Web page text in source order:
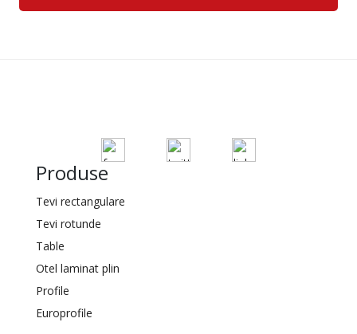
Produse
Tevi rectangulare
Tevi rotunde
Table
Otel laminat plin
Profile
Europrofile